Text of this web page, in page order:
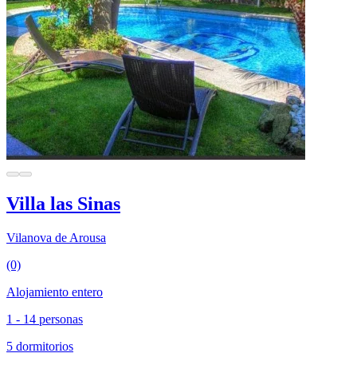
Villa las Sinas
Vilanova de Arousa
(0)
Alojamiento entero
1 - 14 personas
5 dormitorios